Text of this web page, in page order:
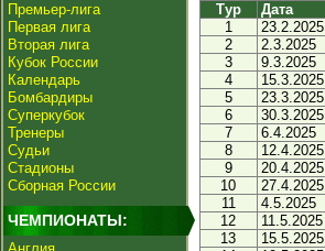
Премьер-лига
Первая лига
Вторая лига
Кубок России
Календарь
Бомбардиры
Суперкубок
Тренеры
Судьи
Стадионы
Сборная России
ЧЕМПИОНАТЫ:
Тур Дата
1
23.2.2025
2
2.3.2025
3
9.3.2025
4
15.3.2025
5
23.3.2025
6
30.3.2025
7
6.4.2025
8
12.4.2025
9
20.4.2025
10
27.4.2025
11
4.5.2025
12
11.5.2025
13
15.5.2025